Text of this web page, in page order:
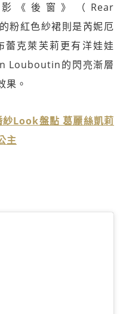
影《後窗》（Rear
粉紅色紗裙則是芮妮厄
蕾克萊芙莉更有洋娃娃
Louboutin的閃亮漸層
果。
Look盤點 葛麗絲凱莉
主